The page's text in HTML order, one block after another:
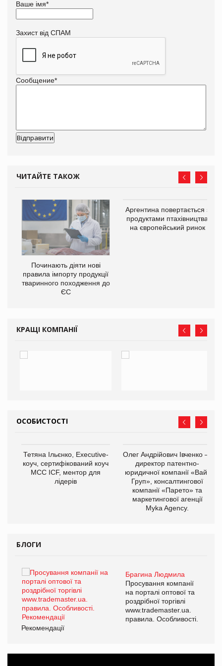
Ваше імя*
Захист від СПАМ
Сообщение*
ЧИТАЙТЕ ТАКОЖ
Починають діяти нові
правила імпорту продукції
тваринного походження до
ЄС
Аргентина повертається з
продуктами птахівництва
на європейський ринок
КРАЩІ КОМПАНІЇ
ОСОБИСТОСТІ
Тетяна Ільєнко, Executive-
коуч, сертифікований коуч
МСС ICF, ментор для
лідерів
Олег Андрійович Івченко —
директор патентно-
юридичної компанії «Вайз
Груп», консалтингової
компанії «Парето» та
маркетингової агенції
Myka Agency.
БЛОГИ
Брагина Людмила
Просування компанії
на порталі оптової та
роздрібної торгівлі
www.trademaster.ua.
правила. Особливості.
Рекомендації